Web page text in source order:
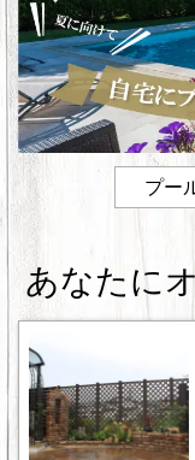
プー
あなたに